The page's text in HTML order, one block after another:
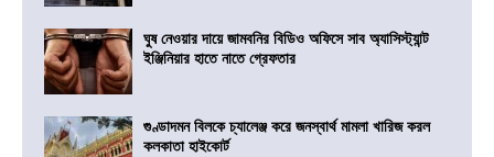
ঘুষ নেওয়ার দায়ে জামবনির বিডিও অফিসে সাব অ্যাসিস্ট্যান্ট
ইঞ্জিনিয়ার হাতে নাতে গ্রেফতার
গুণ্ডাদমন বিলকে চ্যালেঞ্জ করে জনস্বার্থ মামলা খারিজ করল
কলকাতা হাইকোর্ট